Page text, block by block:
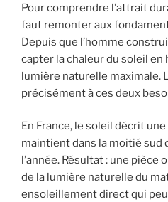
Pour comprendre l’attrait
faut remonter aux
Depuis que l’homme
capter la chaleur du soleil en
lumière naturelle maximale.
précisément à ces deux
En France, le soleil décrit
maintient dans la moitié sud
l’année. Résultat : une
de la lumière naturelle du
ensoleillement direct qui